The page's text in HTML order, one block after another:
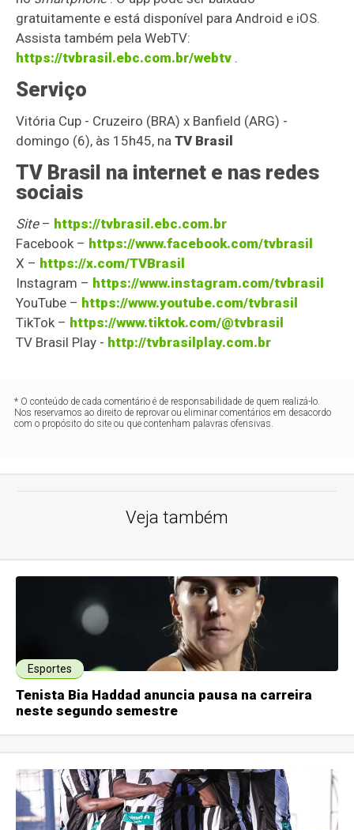
gratuitamente e está disponível para Android e iOS.
Assista também pela WebTV:
https://tvbrasil.ebc.com.br/webtv .
Serviço
Vitória Cup - Cruzeiro (BRA) x Banfield (ARG) -
domingo (6), às 15h45, naTV Brasil
TV Brasil na internet e nas redes
sociais
Site– https://tvbrasil.ebc.com.br
Facebook – https://www.facebook.com/tvbrasil
X – https://x.com/TVBrasil
Instagram – https://www.instagram.com/tvbrasil
YouTube – https://www.youtube.com/tvbrasil
TikTok – https://www.tiktok.com/@tvbrasil
TV Brasil Play - http://tvbrasilplay.com.br
* O conteúdo de cada comentário é de responsabilidade de quem realizá-lo.
Nos reservamos ao direito de reprovar ou eliminar comentários em desacordo
com o propósito do site ou que contenham palavras ofensivas.
Veja também
Esportes
Tenista Bia Haddad anuncia pausa na carreira
neste segundo semestre